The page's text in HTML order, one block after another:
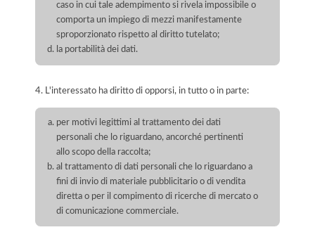
caso in cui tale adempimento si rivela impossibile o
comporta un impiego di mezzi manifestamente
sproporzionato rispetto al diritto tutelato;
la portabilità dei dati.
4. L'interessato ha diritto di opporsi, in tutto o in parte:
per motivi legittimi al trattamento dei dati
personali che lo riguardano, ancorché pertinenti
allo scopo della raccolta;
al trattamento di dati personali che lo riguardano a
fini di invio di materiale pubblicitario o di vendita
diretta o per il compimento di ricerche di mercato o
di comunicazione commerciale.